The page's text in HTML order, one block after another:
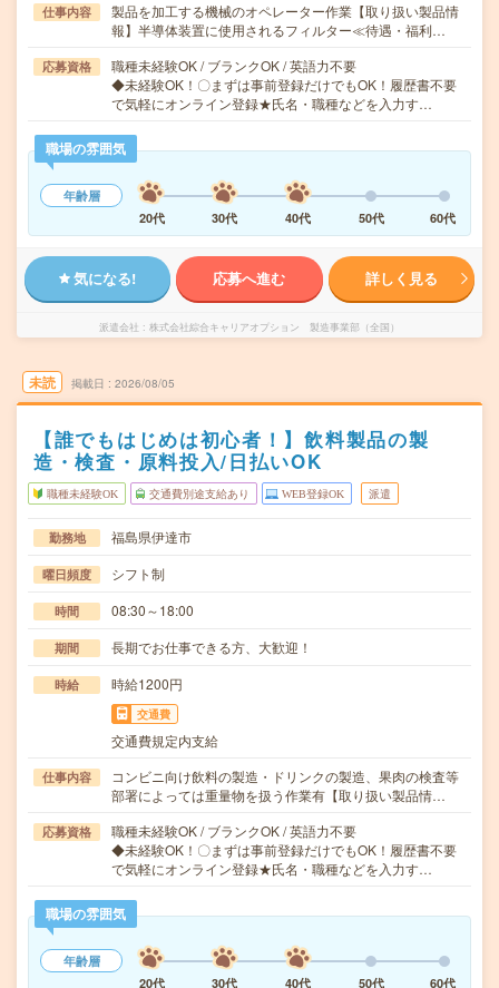
仕事内容
製品を加工する機械のオペレーター作業【取り扱い製品情
報】半導体装置に使用されるフィルター≪待遇・福利…
応募資格
職種未経験OK / ブランクOK / 英語力不要
◆未経験OK！〇まずは事前登録だけでもOK！履歴書不要
で気軽にオンライン登録★氏名・職種などを入力す…
職場の雰囲気
年齢層
20代
30代 40代 50代 60代
気になる! 応募へ進む 詳しく見る
派遣会社 株式会社綜合キャリアオプション 製造事業部（全国）
未読 掲載日 2026/08/05
【誰でもはじめは初心者！】飲料製品の製
造・検査・原料投入/日払いOK
職種未経験OK 交通費別途支給あり WEB登録OK 派遣
勤務地 福島県伊達市
曜日頻度 シフト制
時間 08:30～18:00
期間 長期でお仕事できる方、大歓迎！
時給 時給1200円
交通費
交通費規定内支給
仕事内容
コンビニ向け飲料の製造・ドリンクの製造、果肉の検査等
部署によっては重量物を扱う作業有【取り扱い製品情…
応募資格
職種未経験OK / ブランクOK / 英語力不要
◆未経験OK！〇まずは事前登録だけでもOK！履歴書不要
で気軽にオンライン登録★氏名・職種などを入力す…
職場の雰囲気
年齢層
20代
30代 40代 50代 60代